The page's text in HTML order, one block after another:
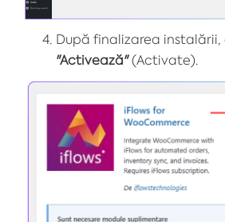
După finalizarea
"Activează"(Activate).